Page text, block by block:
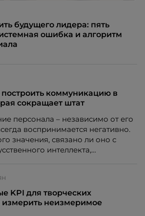
будущего лидера: пять
ошибка и алгоритм
коммуникацию в
сокращает штат
персонала – независимо от его
воспринимается негативно.
значения, связано ли оно с
интеллекта,
Для сотрудников сокращения
а для внешнего
сигналом о возможных
KPI для творческих
измерить неизмеримое